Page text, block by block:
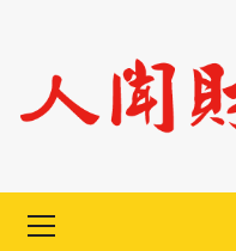
content
Menu